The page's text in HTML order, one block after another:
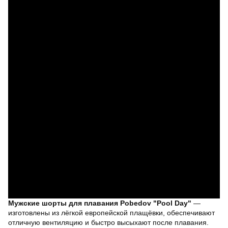
Мужские шорты для плавания Pobedov "Pool Day" —
изготовлены из лёгкой европейской плащёвки, обеспечивают
отличную вентиляцию и быстро высыхают после плавания.